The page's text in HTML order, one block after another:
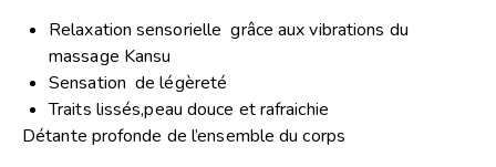
Relaxation sensorielle grâce aux vibrations du
massage Kansu
Sensation de légèreté
Traits lissés,peau douce et rafraichie
Détante profonde de l’ensemble du corps